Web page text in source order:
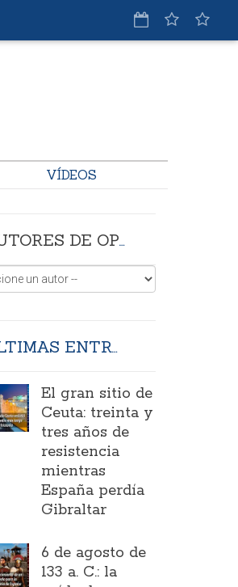
VÍDEOS
AUTORES DE OPINIÓN
ÚLTIMAS ENTRADAS
El gran sitio de
Ceuta: treinta y
tres años de
resistencia
mientras
España perdía
Gibraltar
6 de agosto de
133 a. C.: la